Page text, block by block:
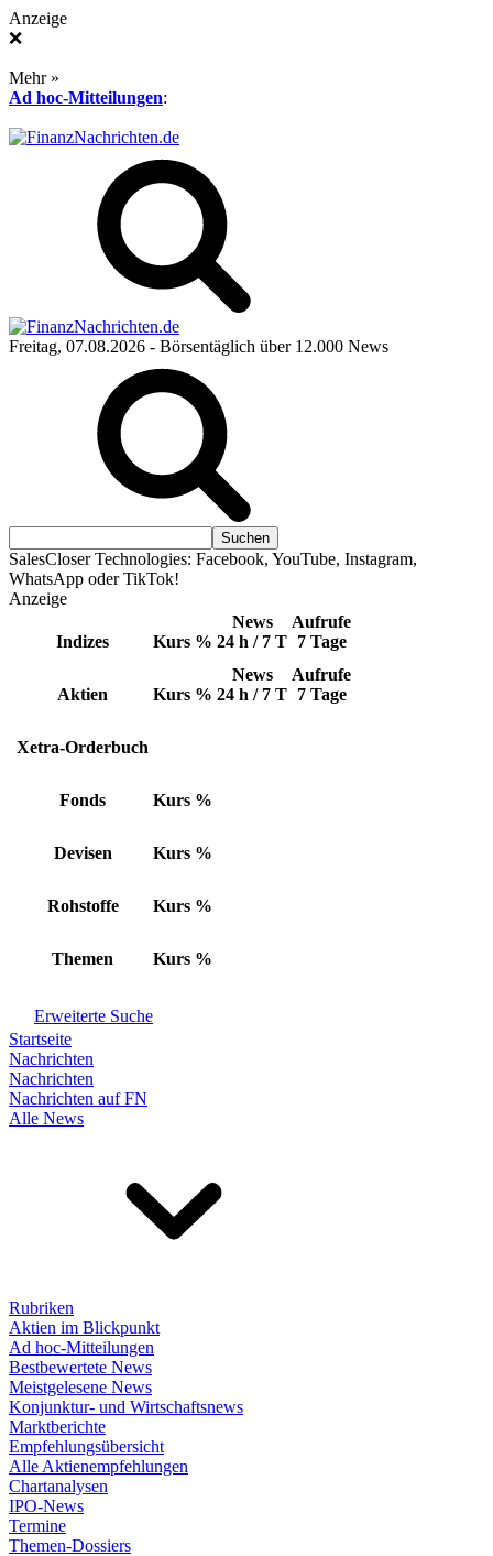
Anzeige
❌
Mehr »
Ad hoc-Mitteilungen:
Freitag, 07.08.2026 - Börsentäglich über 12.000 News
SalesCloser Technologies: Facebook, YouTube, Instagram,
WhatsApp oder TikTok!
Anzeige
Indizes Kurs %
News
24 h / 7 T
Aufrufe
7 Tage
Aktien Kurs %
News
24 h / 7 T
Aufrufe
7 Tage
Xetra-Orderbuch
Fonds Kurs %
Devisen Kurs %
Rohstoffe Kurs %
Themen Kurs %
Erweiterte Suche
Startseite
Nachrichten
Nachrichten
Nachrichten auf FN
Alle News
Rubriken
Aktien im Blickpunkt
Ad hoc-Mitteilungen
Bestbewertete News
Meistgelesene News
Konjunktur- und Wirtschaftsnews
Marktberichte
Empfehlungsübersicht
Alle Aktienempfehlungen
Chartanalysen
IPO-News
Termine
Themen-Dossiers